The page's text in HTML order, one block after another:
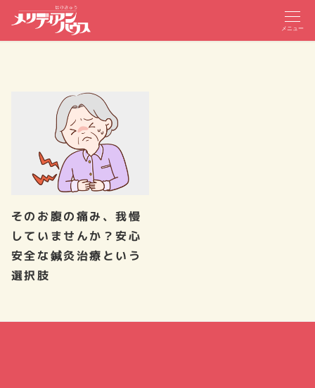
メニュー
そのお腹の痛み、我慢
していませんか？安心
安全な鍼灸治療という
選択肢